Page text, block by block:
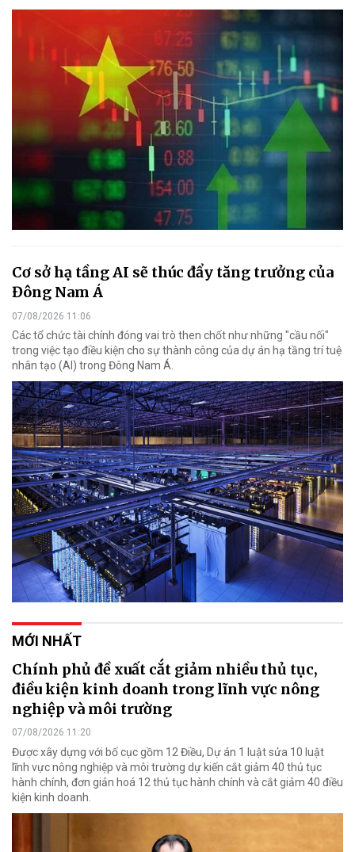
Cơ sở hạ tầng AI sẽ thúc đẩy tăng trưởng của
Đông Nam Á
07/08/2026 11:06
Các tổ chức tài chính đóng vai trò then chốt như những "cầu nối"
trong việc tạo điều kiện cho sự thành công của dự án hạ tầng trí tuệ
nhân tạo (AI) trong Đông Nam Á.
MỚI NHẤT
Chính phủ đề xuất cắt giảm nhiều thủ tục,
điều kiện kinh doanh trong lĩnh vực nông
nghiệp và môi trường
07/08/2026 11:20
Được xây dựng với bố cục gồm 12 Điều, Dự án 1 luật sửa 10 luật
lĩnh vực nông nghiệp và môi trường dự kiến cắt giảm 40 thủ tục
hành chính, đơn giản hoá 12 thủ tục hành chính và cắt giảm 40 điều
kiện kinh doanh.